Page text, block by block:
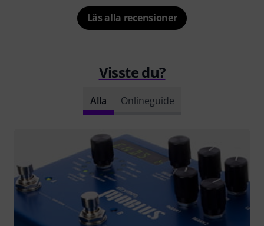
Läs alla recensioner
Visste du?
Alla Onlineguide